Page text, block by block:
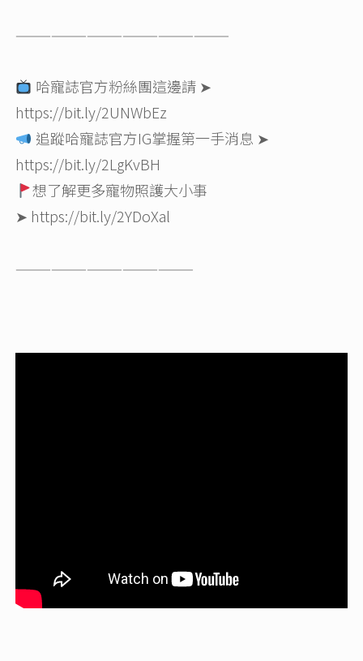
——————————————————
哈寵誌官方粉絲團這邊請 ➤
https://bit.ly/2UNWbEz
追蹤哈寵誌官方IG掌握第一手消息 ➤
https://bit.ly/2LgKvBH
想了解更多寵物照護大小事
➤ https://bit.ly/2YDoXal
———————————————